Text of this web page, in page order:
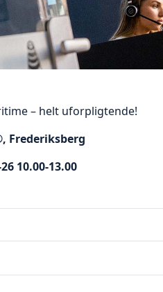
– helt uforpligtende!
Frederiksberg
10.00-13.00